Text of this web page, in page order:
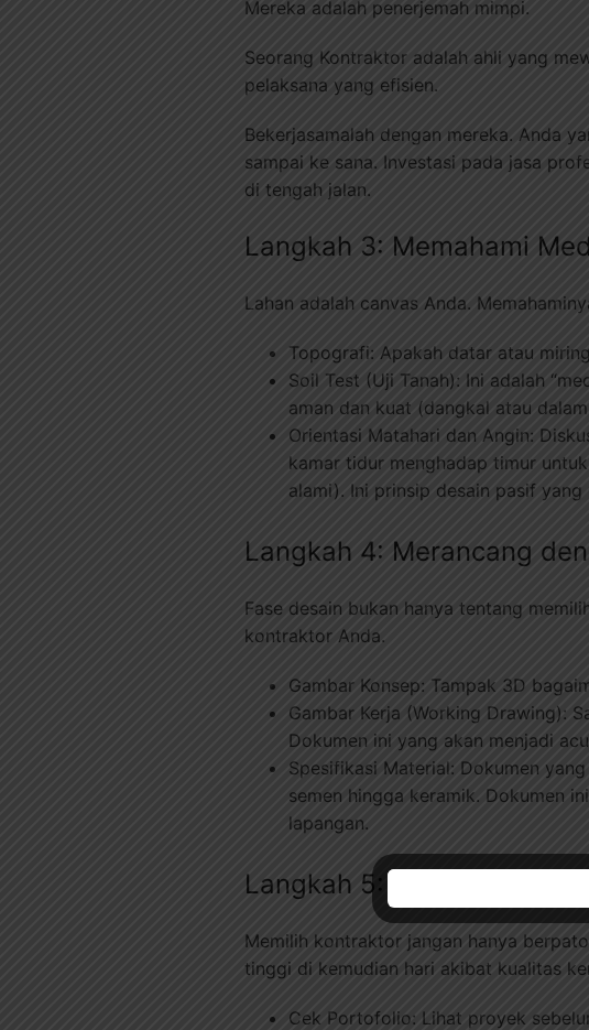
Mereka adalah penerjemah mimpi.
Seorang Kontraktor adalah ahli yang
pelaksana yang efisien.
Bekerjasamalah dengan mereka. Anda
sampai ke sana. Investasi pada jasa
di tengah jalan.
Langkah 3: Memahami
Lahan adalah canvas Anda.
Topografi: Apakah datar atau
Soil Test (Uji Tanah): Ini adalah
aman dan kuat (dangkal atau
Orientasi Matahari dan Angin:
kamar tidur menghadap timur
alami). Ini prinsip desain pasif yang
Langkah 4: Merancang
Fase desain bukan hanya tentang
kontraktor Anda.
Gambar Konsep: Tampak 3D
Gambar Kerja (Working Drawing):
Dokumen ini yang akan menjadi
Spesifikasi Material: Dokumen
semen hingga keramik. Dokumen
lapangan.
Langkah 5: Memilih Mitra
Memilih kontraktor jangan hanya
tinggi di kemudian hari akibat kualitas
Cek Portofolio: Lihat proyek